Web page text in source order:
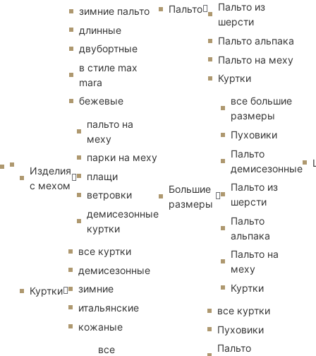
зимние пальто
длинные
двубортные
в стиле max
mara
бежевые
Изделия
с мехом
пальто на
меху
парки на меху
плащи
ветровки
демисезонные
куртки
Куртки
все куртки
демисезонные
зимние
итальянские
кожаные
все
Пальто
Пальто из
шерсти
Пальто альпака
Пальто на меху
Куртки
Большие
размеры
все большие
размеры
Пуховики
Пальто
демисезонные
Пальто из
шерсти
Пальто
альпака
Пальто на
меху
Куртки
все куртки
Пуховики
Пальто